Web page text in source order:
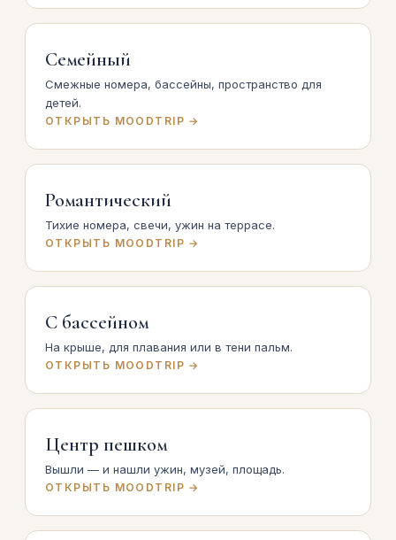
Семейный
Смежные номера, бассейны, пространство для
детей.
ОТКРЫТЬ MOODTRIP →
Романтический
Тихие номера, свечи, ужин на террасе.
ОТКРЫТЬ MOODTRIP →
С бассейном
На крыше, для плавания или в тени пальм.
ОТКРЫТЬ MOODTRIP →
Центр пешком
Вышли — и нашли ужин, музей, площадь.
ОТКРЫТЬ MOODTRIP →